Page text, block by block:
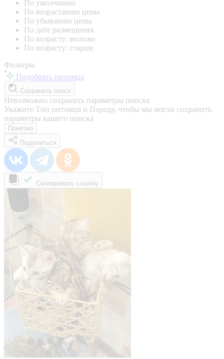
По умолчанию
По возрастанию цены
По убыванию цены
По дате размещения
По возрасту: моложе
По возрасту: старше
Фильтры
Подобрать питомца
Сохранить поиск
Невозможно сохранить параметры поиска
Укажите Тип питомца и Породу, чтобы мы могли сохранить
параметры вашего поиска
Понятно
Поделиться
Скопировать ссылку